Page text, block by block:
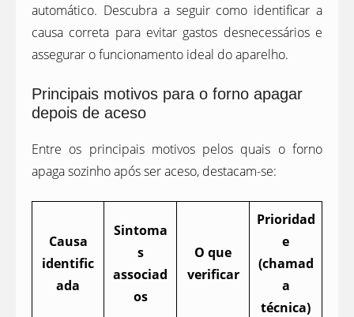
automático. Descubra a seguir como identificar a
causa correta para evitar gastos desnecessários e
assegurar o funcionamento ideal do aparelho.
Principais motivos para o forno apagar
depois de aceso
Entre os principais motivos pelos quais o forno
apaga sozinho após ser aceso, destacam-se:
Causa
identific
ada
Sintoma
s
associad
os
O que
verificar
Prioridad
e
(chamad
a
técnica)